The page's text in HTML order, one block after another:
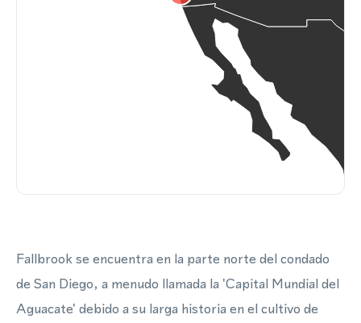
Fallbrook se encuentra en la parte norte del condado
de San Diego, a menudo llamada la 'Capital Mundial del
Aguacate' debido a su larga historia en el cultivo de